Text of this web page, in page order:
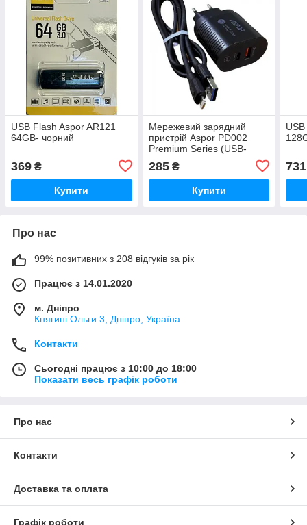
USB Flash Aspor AR121
64GB- чорний
369 ₴
Купити
Мережевий зарядний
пристрій Aspor PD002
Premium Series (USB-
C/USB QC 3.0/PD 20W) +
USB кабель Type-C-
чорний
285₴
Купити
731
Про нас
99% позитивних з 208 відгуків за рік
Працює з 14.01.2020
м. Дніпро
Княгині Ольги 3, Дніпро, Україна
Контакти
Сьогодні працює з 10:00 до 18:00
Показати весь графік роботи
Про нас
Контакти
Доставка та оплата
Графік роботи